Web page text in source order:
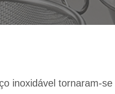
inoxidável tornaram-